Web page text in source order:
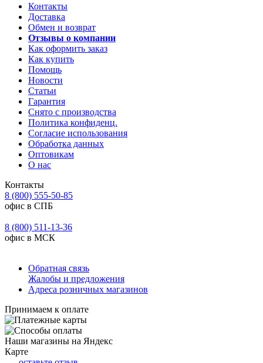
Контакты
Доставка
Обмен и возврат
Отзывы о компании
Как оформить заказ
Как купить
Помощь
Новости
Статьи
Гарантия
Снято с производства
Политика конфиденц.
Согласие использования
Обработка данных
Оптовикам
О нас
Контакты
8 (800) 555-50-85
офис в СПБ
8 (800) 511-13-36
офис в МСК
Обратная связь
Жалобы и предложения
Адреса розничных магазинов
Принимаем к оплате
Наши магазины на Яндекс
Карте